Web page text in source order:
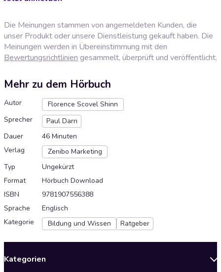
Die Meinungen stammen von angemeldeten Kunden, die
unser Produkt oder unsere Dienstleistung gekauft haben. Die
Meinungen werden in Übereinstimmung mit den
Bewertungsrichtlinien gesammelt, überprüft und veröffentlicht.
Mehr zu dem Hörbuch
Autor
Florence Scovel Shinn
Sprecher
Paul Darn
Dauer
46 Minuten
Verlag
Zenibo Marketing
Typ
Ungekürzt
Format
Hörbuch Download
ISBN
9781907556388
Sprache
Englisch
Kategorie
Bildung und Wissen Ratgeber
Kategorien